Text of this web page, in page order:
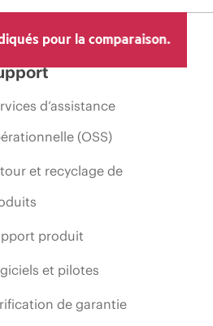
pour la comparaison.
d’assistance
(OSS)
et recyclage de
produit
et pilotes
de garantie